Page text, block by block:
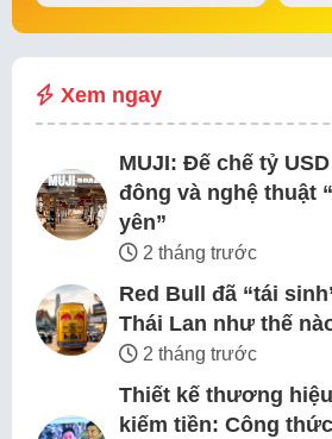
đế chế thể…
tin
Xem ngay
MUJI: Đế chế tỷ
đông và nghệ thuật
yên”
2 tháng trước
Red Bull đã “tái
Thái Lan như thế
2 tháng trước
Thiết kế thương
kiếm tiền: Công